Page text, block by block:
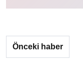
Önceki haber